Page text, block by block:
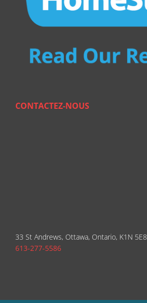
CONTACTEZ-NOUS
33 St Andrews, Ottawa, Ontario, K1N 5E8
613-277-5586